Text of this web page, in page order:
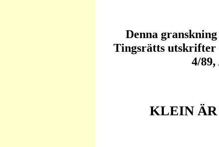
Denna
Tingsrätts utskrifter
4/
KLEIN